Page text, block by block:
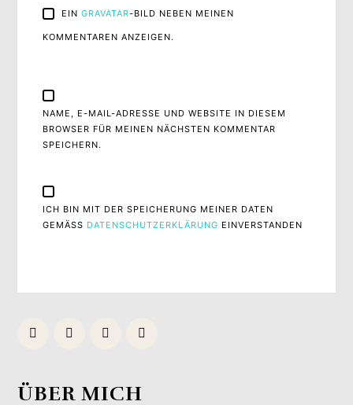
EIN GRAVATAR-BILD NEBEN MEINEN
KOMMENTAREN ANZEIGEN.
NAME, E-MAIL-ADRESSE UND WEBSITE IN DIESEM
BROWSER FÜR MEINEN NÄCHSTEN KOMMENTAR
SPEICHERN.
ICH BIN MIT DER SPEICHERUNG MEINER DATEN
GEMÄSS DATENSCHUTZERKLÄRUNG EINVERSTANDEN
ÜBER MICH